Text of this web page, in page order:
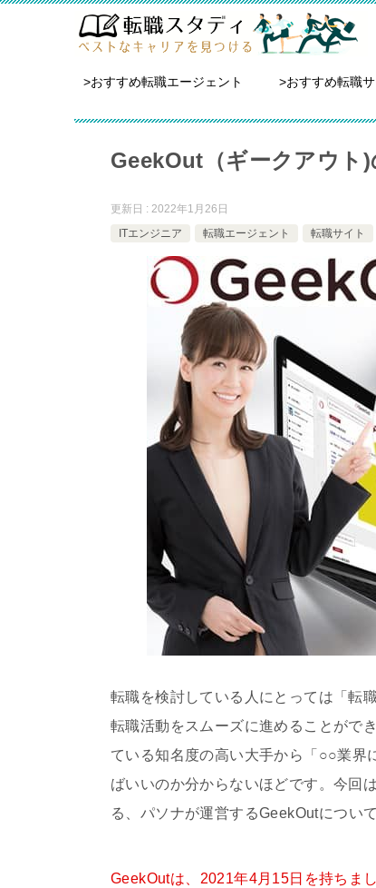
>おすすめ転職エージェント >おすすめ転職サ
GeekOut（ギークアウト
更新日 : 2022年1月26日
ITエンジニア
転職エージェント 転職サイト
転職を検討している人にとっては「転
転職活動をスムーズに進めることがで
ている知名度の高い大手から「○○業界
ばいいのか分からないほどです。今回
る、パソナが運営するGeekOutについ
GeekOutは、2021年4月15日を持ちま